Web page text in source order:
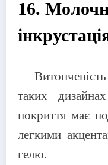
16.
таких
покриття має
легкими
гелю.